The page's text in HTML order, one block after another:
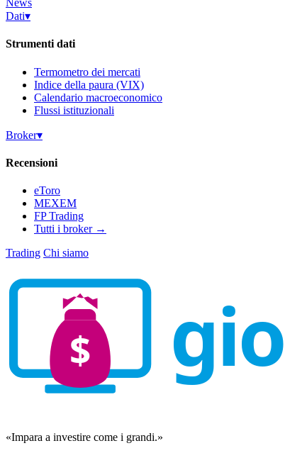
News
Dati▾
Strumenti dati
Termometro dei mercati
Indice della paura (VIX)
Calendario macroeconomico
Flussi istituzionali
Broker▾
Recensioni
eToro
MEXEM
FP Trading
Tutti i broker →
Trading Chi siamo
$
«Impara a investire come i grandi.»